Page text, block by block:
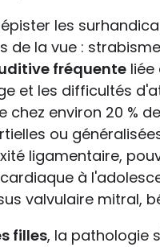
les
de la vue :
fréquente
et les difficultés
chez environ 20 %
ou
ligamentaire,
à
valvulaire mitral,
filles, la pathologie